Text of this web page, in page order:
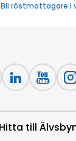
Bli röstmottagare i
Hitta till